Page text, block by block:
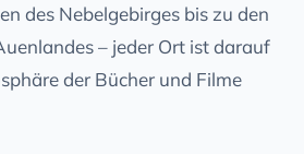
des Nebelgebirges bis zu den
– jeder Ort ist darauf
der Bücher und Filme